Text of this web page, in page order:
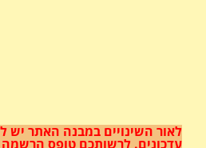
לאור השינויים במבנה האתר יש
עדכונים. לרשותכם טופס